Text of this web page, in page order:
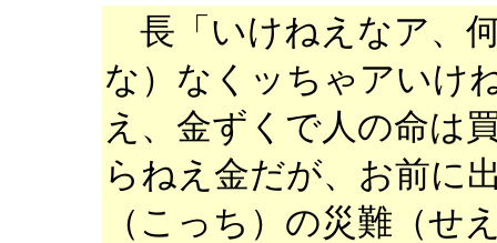
長「いけねえなア、
な）なくッちゃアい
え、金ずくで人の命は
らねえ金だが、お前に
（こっち）の災難（せ